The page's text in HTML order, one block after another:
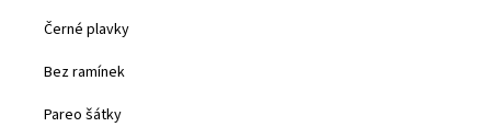
Černé plavky
Bez ramínek
Pareo šátky